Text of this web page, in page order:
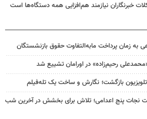
خبرنگاران نیازمند هم‌افزایی همه دستگاه‌ها است
به زمان پرداخت مابه‌التفاوت حقوق بازنشستگان
رحیم‌زاده» در اورامان تشییع شد
تلویزیون بازگشت؛ نگارش و ساخت یک تله‌فیلم
نجات پنج اعدامی؛ تلاش برای بخشش در آخرین شب